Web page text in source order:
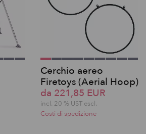
Cerchio aereo
Firetoys (Aerial Hoop)
da 221,85 EUR
incl. 20 % UST escl.
Costi di spedizione